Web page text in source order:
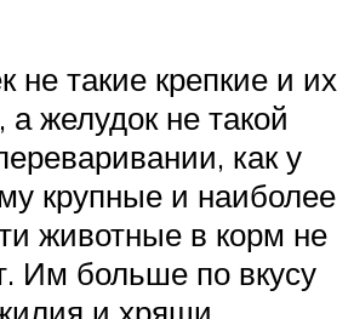
не такие крепкие и их
а желудок не такой
как у
крупные и наиболее
животные в корм не
Им больше по вкусу